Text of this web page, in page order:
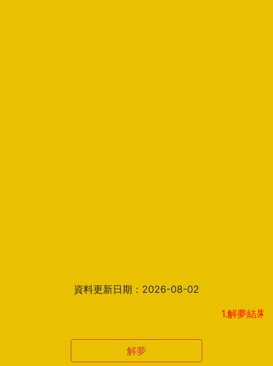
資料更新日期：2026-08-02
1.解夢結果頁新增見
解夢